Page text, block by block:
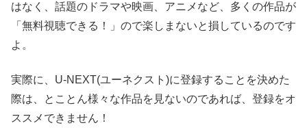
はなく、話題のドラマや映画、アニメなど、多くの作品が
「無料視聴できる！」ので楽しまないと損しているのです
よ。
実際に、U-NEXT(ユーネクスト)に登録することを決めた
際は、とことん様々な作品を見ないのであれば、登録をオ
ススメできません！